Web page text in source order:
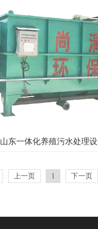
山东一体化养殖污水处理
上一页 1 下一页